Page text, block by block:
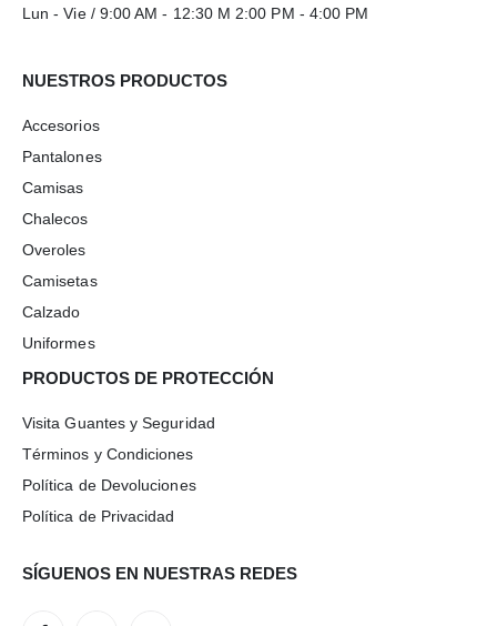
Lun - Vie / 9:00 AM - 12:30 M 2:00 PM - 4:00 PM
NUESTROS PRODUCTOS
Accesorios
Pantalones
Camisas
Chalecos
Overoles
Camisetas
Calzado
Uniformes
PRODUCTOS DE PROTECCIÓN
Visita Guantes y Seguridad
Términos y Condiciones
Política de Devoluciones
Política de Privacidad
SÍGUENOS EN NUESTRAS REDES